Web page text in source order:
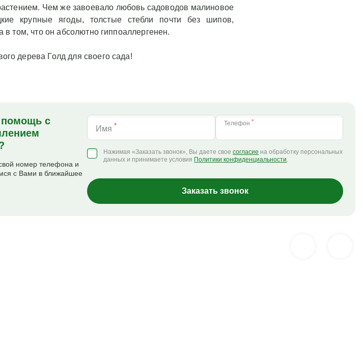
Чем же завоевало любовь садоводов малиновое
крупные ягоды, толстые стебли почти без шипов,
в том, что он абсолютно гиппоаллергенен.
дерева Голд для своего сада!
с
номер телефона и
с Вами в ближайшее
Имя * Телефон *
Нажимая «Заказать звонок», Вы даете своесогласие на обработку персональных
данных и принимаете условия Политики конфиденциальности.
Заказать звонок